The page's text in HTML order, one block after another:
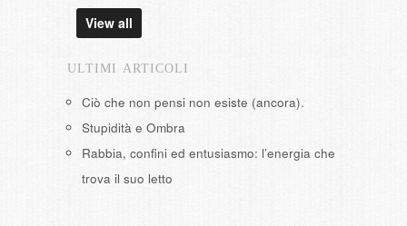
View all
ULTIMI ARTICOLI
Ciò che non pensi non esiste (ancora).
Stupidità e Ombra
Rabbia, confini ed entusiasmo: l’energia che
trova il suo letto